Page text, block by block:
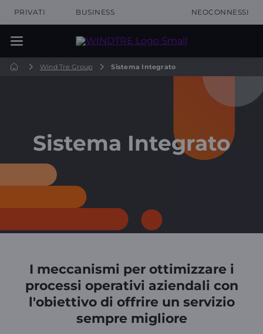
PRIVATI BUSINESS NEOCONNESSI
Wind Tre Group Sistema Integrato
Sistema Integrato
I meccanismi per ottimizzare i
processi operativi aziendali con
l'obiettivo di offrire un servizio
sempre migliore